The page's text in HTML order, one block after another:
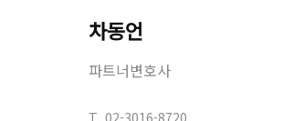
차동언
파트너변호사
T. 02-3016-8720